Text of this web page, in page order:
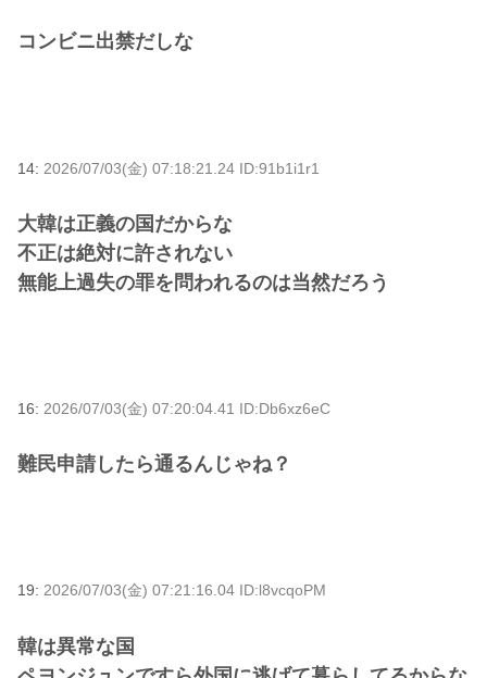
コンビニ出禁だしな
14: 2026/07/03(金) 07:18:21.24 ID:91b1i1r1
大韓は正義の国だからな
不正は絶対に許されない
無能上過失の罪を問われるのは当然だろう
16: 2026/07/03(金) 07:20:04.41 ID:Db6xz6eC
難民申請したら通るんじゃね？
19: 2026/07/03(金) 07:21:16.04 ID:l8vcqoPM
韓は異常な国